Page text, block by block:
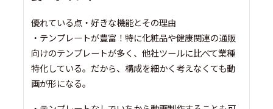
優れている点・好きな機能とその理由
・テンプレートが豊富！特に化粧品や健康関連の通販
向けのテンプレートが多く、他社ツールに比べて業種
特化している。だから、構成を細かく考えなくても動
画が形になる。